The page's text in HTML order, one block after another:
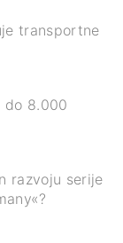
transportne
do 8.000
razvoju serije